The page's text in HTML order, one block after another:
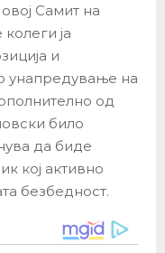
Самит на
ја
и
унапредување на
од
било
да биде
кој активно
безбедност.